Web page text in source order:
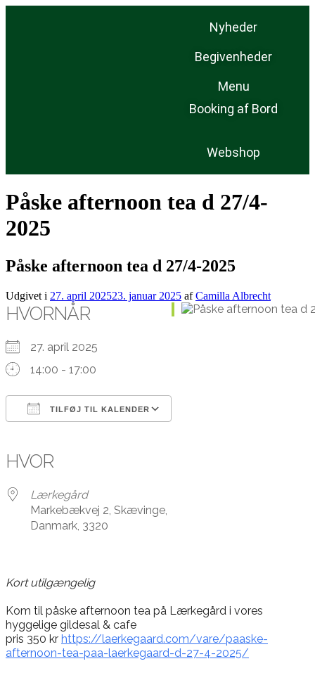
Nyheder
Begivenheder
Menu
Booking af Bord
Webshop
Påske afternoon tea d 27/4-
2025
Påske afternoon tea d 27/4-2025
Udgivet i 27. april 202523. januar 2025 afCamilla Albrecht
HVORNÅR
27. april 2025
14:00 - 17:00
TILFØJ TIL KALENDER
HVOR
Lærkegård
Markebækvej 2, Skævinge,
Danmark, 3320
Kort utilgængelig
Kom til påske afternoon tea på Lærkegård i vores
hyggelige gildesal & cafe
pris 350 kr https://laerkegaard.com/vare/paaske-
afternoon-tea-paa-laerkegaard-d-27-4-2025/